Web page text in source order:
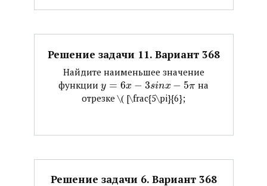
Решение задачи 11. Вариант 368
Найдите наименьшее значение
функции ​ y = 6x − 3sinx − 5π ​ на
отрезке ​\( [\frac{5\pi}{6};
Решение задачи 6. Вариант 368